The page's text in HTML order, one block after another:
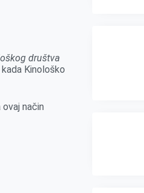
društva
Kinološko
način